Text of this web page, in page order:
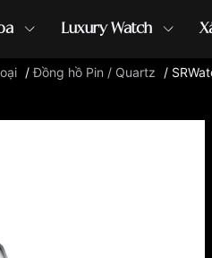
Luxury Watch
đồng hồ G-Shock đồng hồ Orient ...
/Đồng hồ Pin / Quartz /